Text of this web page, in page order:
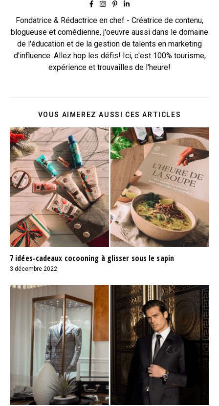
Fondatrice & Rédactrice en chef - Créatrice de contenu,
blogueuse et comédienne, j'oeuvre aussi dans le domaine
de l'éducation et de la gestion de talents en marketing
d'influence. Allez hop les défis! Ici, c'est 100% tourisme,
expérience et trouvailles de l'heure!
VOUS AIMEREZ AUSSI CES ARTICLES
7 idées-cadeaux cocooning à glisser sous le sapin
3 décembre 2022